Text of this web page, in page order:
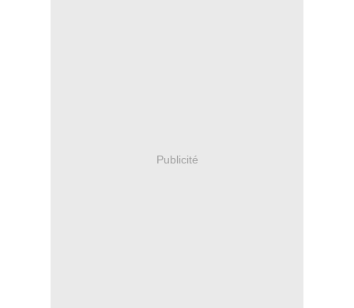
Publicité